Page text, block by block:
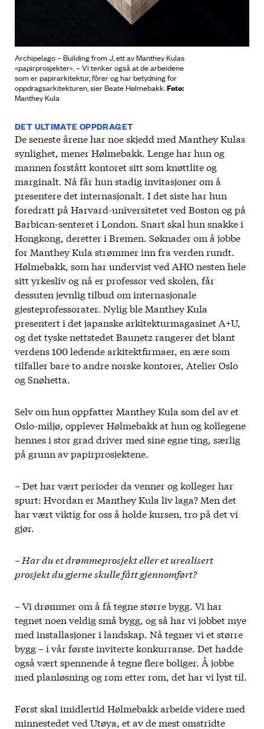
Archipelago – Building from J, ett av Manthey Kulas
«papirprosjekter». – Vi tenker også at de arbeidene
som er papirarkitektur, fôrer og har betydning for
oppdragsarkitekturen, sier Beate Hølmebakk.Foto:
Manthey Kula
DET ULTIMATE OPPDRAGET
De seneste årene har noe skjedd med Manthey Kulas
synlighet, mener Hølmebakk. Lenge har hun og
mannen forstått kontoret sitt som knøttlite og
marginalt. Nå får hun stadig invitasjoner om å
presentere det internasjonalt. I det siste har hun
foredratt på Harvard-universitetet ved Boston og på
Barbican-senteret i London. Snart skal hun snakke i
Hongkong, deretter i Bremen. Søknader om å jobbe
for Manthey Kula strømmer inn fra verden rundt.
Hølmebakk, som har undervist ved AHO nesten hele
sitt yrkesliv og nå er professor ved skolen, får
dessuten jevnlig tilbud om internasjonale
gjesteprofessorater. Nylig ble Manthey Kula
presentert i det japanske arkitekturmagasinet A+U,
og det tyske nettstedet Baunetz rangerer det blant
verdens 100 ledende arkitektfirmaer, en ære som
tilfaller bare to andre norske kontorer, Atelier Oslo
og Snøhetta.
Selv om hun oppfatter Manthey Kula som del av et
Oslo-miljø, opplever Hølmebakk at hun og kollegene
hennes i stor grad driver med sine egne ting, særlig
på grunn av papirprosjektene.
– Det har vært perioder da venner og kolleger har
spurt: Hvordan er Manthey Kula liv laga? Men det
har vært viktig for oss å holde kursen, tro på det vi
gjør.
– Har du et drømmeprosjekt eller et urealisert
prosjekt du gjerne skulle fått gjennomført?
– Vi drømmer om å få tegne større bygg. Vi har
tegnet noen veldig små bygg, og så har vi jobbet mye
med installasjoner i landskap. Nå tegner vi et større
bygg – i vår første inviterte konkurranse. Det hadde
også vært spennende å tegne flere boliger. Å jobbe
med planløsning og rom etter rom, det har vi lyst til.
Først skal imidlertid Hølmebakk arbeide videre med
minnestedet ved Utøya, et av de mest omstridte